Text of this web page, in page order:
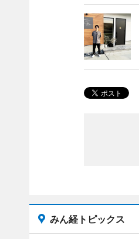
みん経トピックス